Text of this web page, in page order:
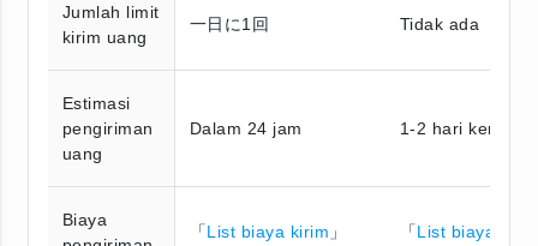
Jumlah limit
kirim uang
一日に1回 Tidak ada
Estimasi
pengiriman
uang
Dalam 24 jam 1-2 hari kerja
Biaya
「List biaya kirim 」
「List biaya